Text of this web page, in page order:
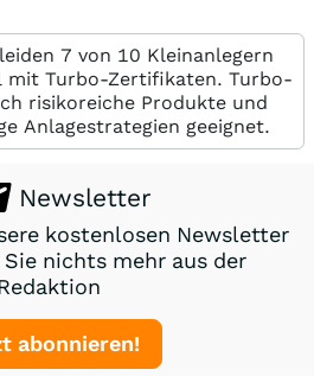
7 von 10 Kleinanlegern
mit Turbo-Zertifikaten. Turbo-
risikoreiche Produkte und
Anlagestrategien geeignet.
Newsletter
kostenlosen Newsletter
Sie nichts mehr aus der
Redaktion
abonnieren!